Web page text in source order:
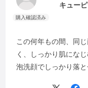
キュー
この何年もの間、同
く、しっかり肌にな
泡洗顔でしっかり落